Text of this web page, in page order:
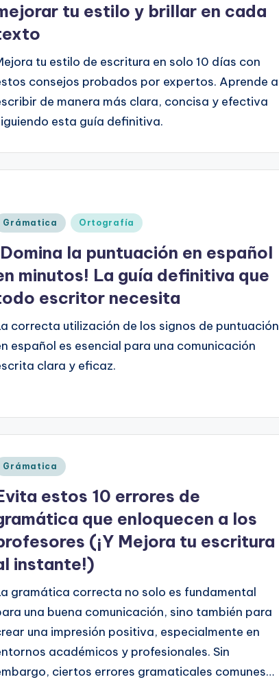
tu estilo y brillar en cada
tu estilo de escritura en solo 10 días con
consejos probados por expertos. Aprende a
de manera más clara, concisa y efectiva
esta guía definitiva.
Grámatica Ortografía
la puntuación en español
minutos! La guía definitiva que
escritor necesita
correcta utilización de los signos de puntuación
español es esencial para una comunicación
clara y eficaz.
Grámatica
estos 10 errores de
que enloquecen a los
(¡Y Mejora tu escritura
instante!)
gramática correcta no solo es fundamental
una buena comunicación, sino también para
una impresión positiva, especialmente en
académicos y profesionales. Sin
ciertos errores gramaticales comunes…